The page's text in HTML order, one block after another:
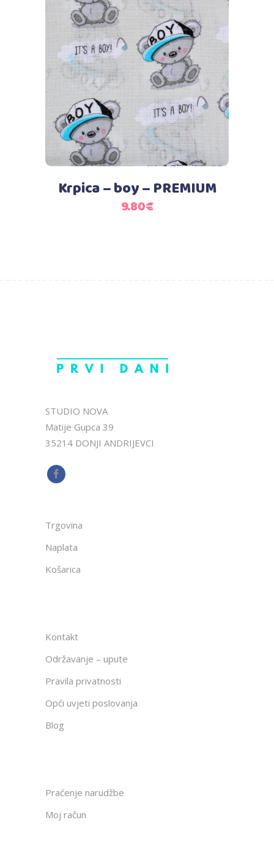
Dodaj u košaricu
Krpica – boy – PREMIUM
9.80€
STUDIO NOVA
Matije Gupca 39
35214 DONJI ANDRIJEVCI
Trgovina
Naplata
Košarica
Kontakt
Održavanje – upute
Pravila privatnosti
Opći uvjeti poslovanja
Blog
Praćenje narudžbe
Moj račun